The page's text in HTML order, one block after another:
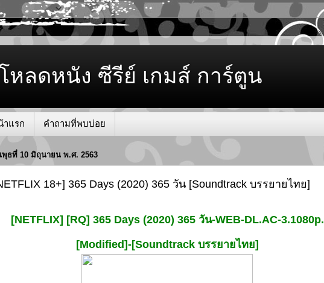
หลดหนัง ซีรีย์ เกมส์ การ์ตูน
าแรก คำถามที่พบบ่อย
พุธที่ 10 มิถุนายน พ.ศ. 2563
18+] 365 Days (2020) 365 วัน [Soundtrack บรรยายไทย]
[NETFLIX] [RQ] 365 Days (2020) 365 วัน-WEB-DL.AC-3.1080p.
[Modified]-[Soundtrack บรรยายไทย]